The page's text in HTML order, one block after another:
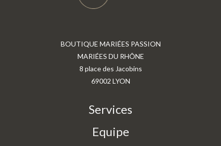
BOUTIQUE MARIÉES PASSION
MARIÉES DU RHÔNE
8 place des Jacobins
69002 LYON
Services
Equipe